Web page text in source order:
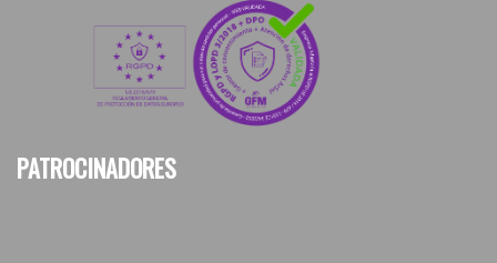
PATROCINADORES